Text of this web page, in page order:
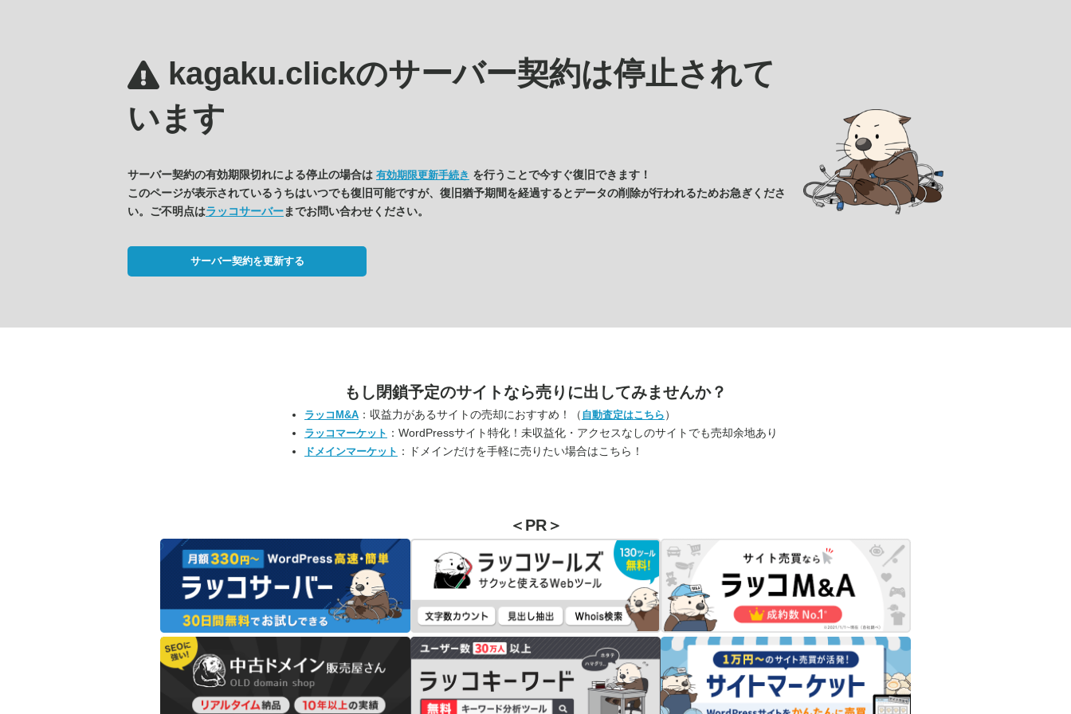
kagaku.clickのサーバー契約は停止されて
います
サーバー契約の有効期限切れによる停止の場合は 有効期限更新手続き を行うことで今すぐ復旧できます！
このページが表示されているうちはいつでも復旧可能ですが、復旧猶予期間を経過するとデータの削除が行われるためお急ぎくださ
い。ご不明点はラッコサーバーまでお問い合わせください。
サーバー契約を更新する
もし閉鎖予定のサイトなら売りに出してみませんか？
ラッコM&A ：収益力があるサイトの売却におすすめ！（ 自動査定はこちら ）
ラッコマーケット ：WordPressサイト特化！未収益化・アクセスなしのサイトでも売却余地あり
ドメインマーケット ：ドメインだけを手軽に売りたい場合はこちら！
＜PR＞